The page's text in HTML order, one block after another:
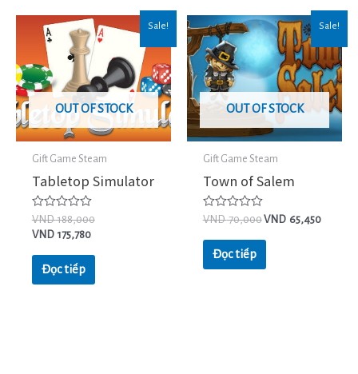
Sale!
OUT OF STOCK
Gift Game Steam
Tabletop Simulator
Được
xếp
hạng
sao
VND188,000
VND 175,780
Đọc tiếp
Sale!
OUT OF STOCK
Gift Game Steam
Town of Salem
Được
hạng
VND70,000VND 65,450
Đọc tiếp